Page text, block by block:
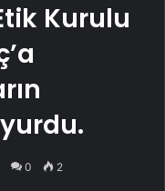
Kurulu
0 2